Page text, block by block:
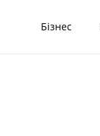
Бізнес